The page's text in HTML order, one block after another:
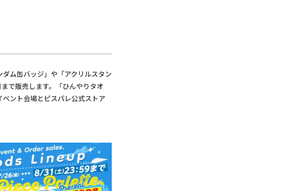
ム缶バッジ」や「アクリルスタン
で販売します。「ひんやりタオ
ント会場とピスパレ公式ストア